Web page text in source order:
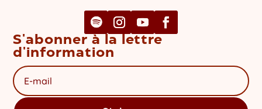
S'abonner à la lettre
d'information